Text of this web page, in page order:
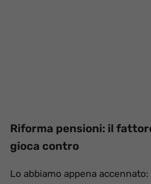
Riforma pensioni: il
gioca contro
Lo abbiamo appena